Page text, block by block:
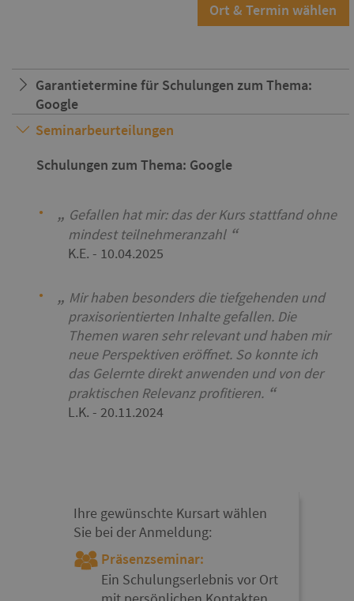
Ort & Termin wählen
Garantietermine für Schulungen zum Thema:
Google
Seminarbeurteilungen
Schulungen zum Thema: Google
Gefallen hat mir: das der Kurs stattfand ohne
mindest teilnehmeranzahl
K.E. - 10.04.2025
Mir haben besonders die tiefgehenden und
praxisorientierten Inhalte gefallen. Die
Themen waren sehr relevant und haben mir
neue Perspektiven eröffnet. So konnte ich
das Gelernte direkt anwenden und von der
praktischen Relevanz profitieren.
L.K. - 20.11.2024
Ihre gewünschte Kursart wählen
Sie bei der Anmeldung:
Präsenzseminar:
Ein Schulungserlebnis vor Ort